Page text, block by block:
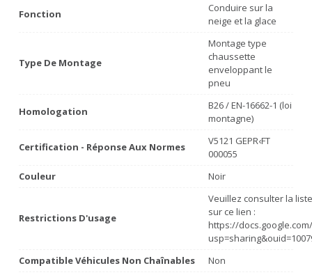
Fonction
Conduire sur la
neige et la glace
Type De Montage
Montage type
chaussette
enveloppant le
pneu
Homologation
B26 / EN-16662-1 (loi
montagne)
Certification - Réponse Aux Normes
V5121 GEPR‹FT
000055
Couleur
Noir
Restrictions D'usage
Veuillez consulter la
sur ce lien :
https://
Compatible Véhicules Non Chaînables
Non